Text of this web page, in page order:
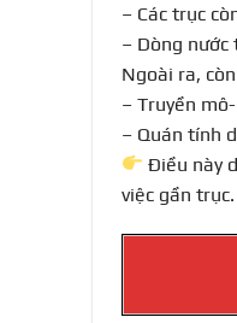
– Các trục
– Dòng
Ngoài ra,
– Truyền
– Quán tính
Điều này
việc gần trục.